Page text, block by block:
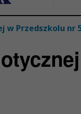
w Przedszkolu nr